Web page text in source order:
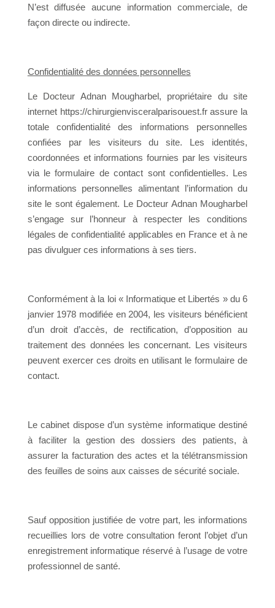
N’est diffusée aucune information commerciale, de
façon directe ou indirecte.
Confidentialité des données personnelles
Le Docteur Adnan Mougharbel, propriétaire du site
internet https://chirurgienvisceralparisouest.fr assure la
totale confidentialité des informations personnelles
confiées par les visiteurs du site. Les identités,
coordonnées et informations fournies par les visiteurs
via le formulaire de contact sont confidentielles. Les
informations personnelles alimentant l’information du
site le sont également. Le Docteur Adnan Mougharbel
s’engage sur l’honneur à respecter les conditions
légales de confidentialité applicables en France et à ne
pas divulguer ces informations à ses tiers.
Conformément à la loi « Informatique et Libertés » du 6
janvier 1978 modifiée en 2004, les visiteurs bénéficient
d’un droit d’accès, de rectification, d’opposition au
traitement des données les concernant. Les visiteurs
peuvent exercer ces droits en utilisant le formulaire de
contact.
Le cabinet dispose d’un système informatique destiné
à faciliter la gestion des dossiers des patients, à
assurer la facturation des actes et la télétransmission
des feuilles de soins aux caisses de sécurité sociale.
Sauf opposition justifiée de votre part, les informations
recueillies lors de votre consultation feront l’objet d’un
enregistrement informatique réservé à l’usage de votre
professionnel de santé.